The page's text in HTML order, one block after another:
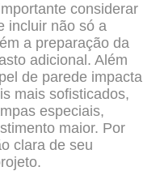
considerar
incluir não só a
a preparação da
adicional. Além
de parede impacta
mais sofisticados,
especiais,
maior. Por
clara de seu